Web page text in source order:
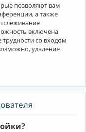
позволяют вам
а также
включена
со входом
удаление